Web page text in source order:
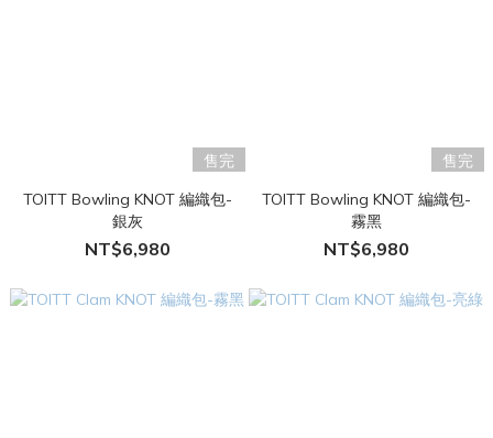
售完
TOITT Bowling KNOT 編織包-
銀灰
NT$6,980
售完
TOITT Bowling KNOT 編織包-
霧黑
NT$6,980